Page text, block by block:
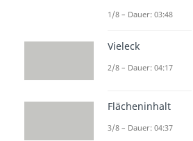
A =
→ hierkürzt
1/8 – Dauer: 03:48
Vieleck
2/8 – Dauer: 04:17
Flächeninhalt
3/8 – Dauer: 04:37